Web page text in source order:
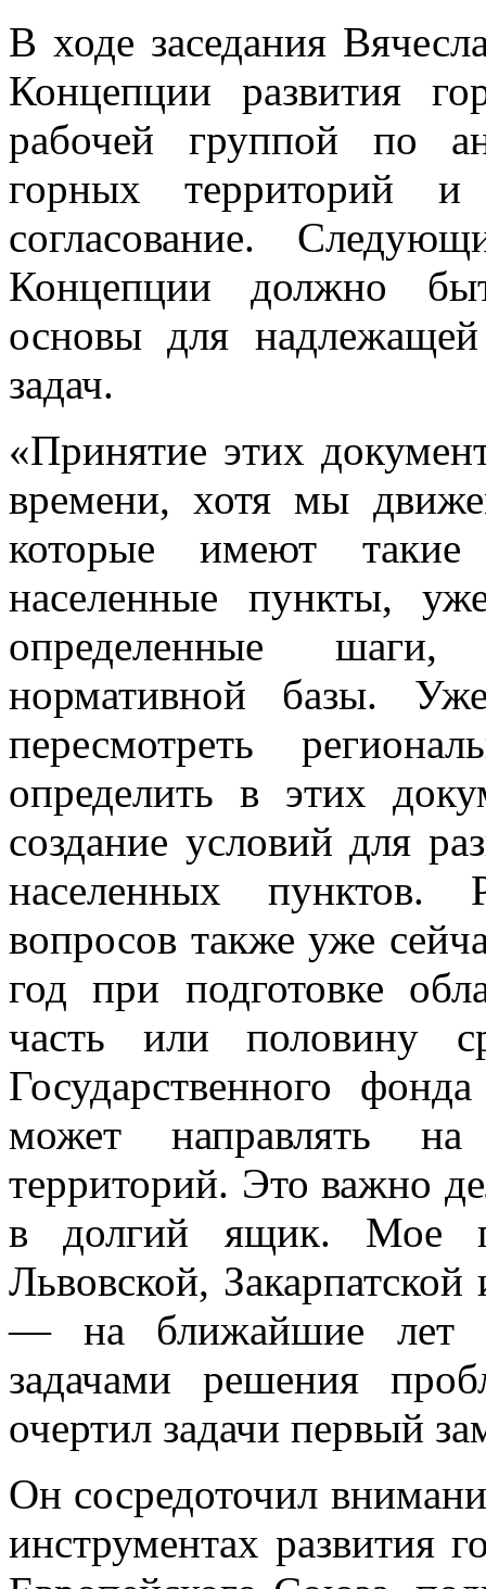
В ходе заседания
Концепции развития
рабочей группой по
горных территорий
согласование.
Концепции должно
основы для надлежащей
задач.
«Принятие этих
времени, хотя мы
которые имеют
населенные пункты,
определенные
нормативной базы.
пересмотреть
определить в этих
создание условий для
населенных пунктов.
вопросов также уже
год при подготовке
часть или половину
Государственного
может направлять
территорий. Это важно
в долгий ящик. Мое
Львовской,
— на ближайшие лет
задачами решения
очертил задачи первый
Он сосредоточил
инструментах развития